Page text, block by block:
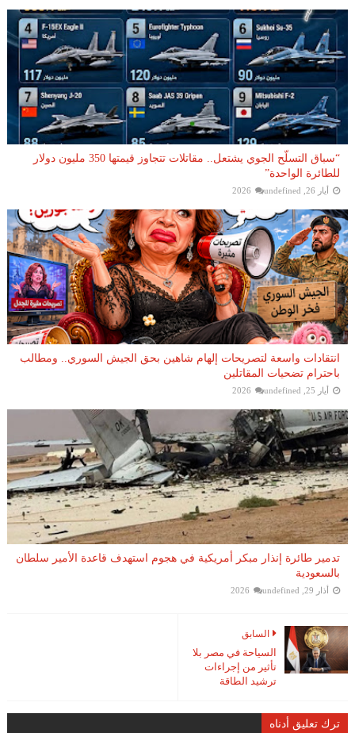
“سباق التسلّح الجوي يشتعل.. مقاتلات تتجاوز قيمتها 350 مليون دولار
للطائرة الواحدة”
أيار 26, 2026 undefined
انتقادات واسعة لتصريحات إلهام شاهين بحق الجيش السوري.. ومطالب
باحترام تضحيات المقاتلين
أيار 25, 2026 undefined
تدمير طائرة إنذار مبكر أمريكية في هجوم استهدف قاعدة الأمير سلطان
بالسعودية
أذار 29, 2026 undefined
السابق
السياحة في مصر بلا
تأثير من إجراءات
ترشيد الطاقة
ترك تعليق أدناه